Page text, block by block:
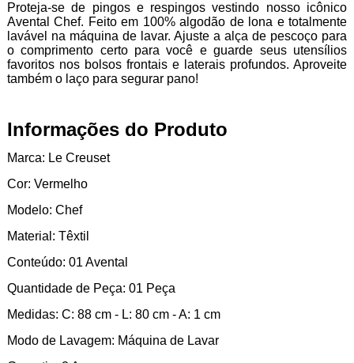
Proteja-se de pingos e respingos vestindo nosso icônico
Avental Chef. Feito em 100% algodão de lona e totalmente
lavável na máquina de lavar. Ajuste a alça de pescoço para
o comprimento certo para você e guarde seus utensílios
favoritos nos bolsos frontais e laterais profundos. Aproveite
também o laço para segurar pano!
Informações do Produto
Marca: Le Creuset
Cor: Vermelho
Modelo: Chef
Material: Têxtil
Conteúdo: 01 Avental
Quantidade de Peça: 01 Peça
Medidas: C: 88 cm - L: 80 cm - A: 1 cm
Modo de Lavagem: Máquina de Lavar